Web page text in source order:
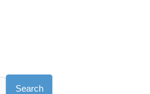
Search